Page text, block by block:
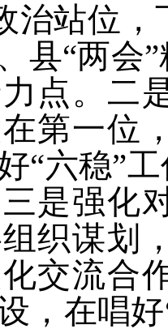
治站位
县“两会
点。二
第一位
“六稳”
是强化
织谋划
交流合
，在唱